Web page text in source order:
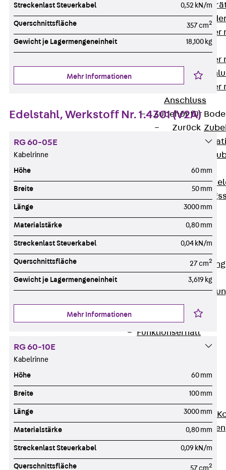
Zurück
Gerätebecher
Anschluss
Gerätebecher
GST18-
Gerätebecher
Anschluss
Zubehör für
Zurück
Optionales
Ersatzteile
Werkzeuge
Wireless Charging
SystemPLUS
Industrieanlagen
Bodengeführte
Rechenzentrum
Funktionserhalt
Services
CAD und BIM
Beratung, Planung,
Individuelle Lösungen
Referenzen
Streckenlast Steuerkabel 0,52 kN/m
Querschnittsfläche 357 cm2
Gewicht je Lagermengeneinheit 18,100 kg
Mehr Informationen
Edelstahl, Werkstoff Nr. 1.4301 (V2A)
RG 60-05E
Kabelrinne
Höhe 60 mm
Breite 50 mm
Länge 3000 mm
Materialstärke 0,80 mm
Streckenlast Steuerkabel 0,04 kN/m
Querschnittsfläche 27 cm2
Gewicht je Lagermengeneinheit 3,619 kg
Mehr Informationen
RG 60-10E
Kabelrinne
Höhe 60 mm
Breite 100 mm
Länge 3000 mm
Materialstärke 0,80 mm
Streckenlast Steuerkabel 0,09 kN/m
Querschnittsfläche 57 cm2